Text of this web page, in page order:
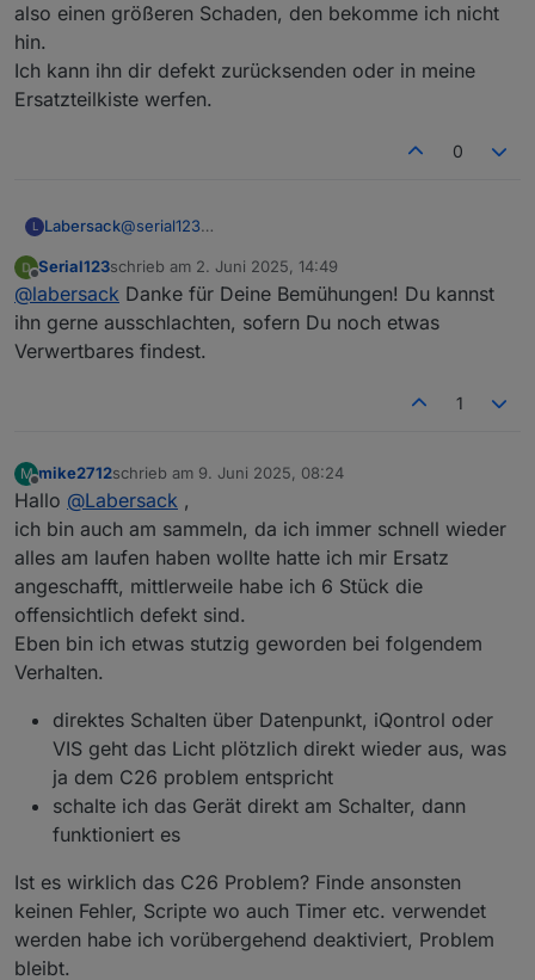
also einen größeren Schaden, den bekomme ich nicht
hin.
Ich kann ihn dir defekt zurücksenden oder in meine
Ersatzteilkiste werfen.
0
L Labersack@serial123
Sicherungswiderstand durch.
Ich habe einen neuen SI-R eingelötet und den
Schalter an mein Testbrett angeschlossen.
und ZACK war der auch wieder durch. Der Schalter
hat also einen größeren Schaden, den bekomme ich
Ich kann ihn dir defekt zurücksenden oder in meine
Offline
Serial123schrieb am 2. Juni 2025, 14:49
zuletzt editiert von
@labersack Danke für Deine Bemühungen! Du kannst
ihn gerne ausschlachten, sofern Du noch etwas
Verwertbares findest.
1
M
Offline
mike2712schrieb am 9. Juni 2025, 08:24
zuletzt editiert von
Hallo @Labersack ,
ich bin auch am sammeln, da ich immer schnell wieder
alles am laufen haben wollte hatte ich mir Ersatz
angeschafft, mittlerweile habe ich 6 Stück die
offensichtlich defekt sind.
Eben bin ich etwas stutzig geworden bei folgendem
Verhalten.
direktes Schalten über Datenpunkt, iQontrol oder
VIS geht das Licht plötzlich direkt wieder aus, was
ja dem C26 problem entspricht
schalte ich das Gerät direkt am Schalter, dann
funktioniert es
Ist es wirklich das C26 Problem? Finde ansonsten
keinen Fehler, Scripte wo auch Timer etc. verwendet
werden habe ich vorübergehend deaktiviert, Problem
bleibt.